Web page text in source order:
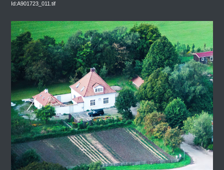
Id:A901723_011.tif